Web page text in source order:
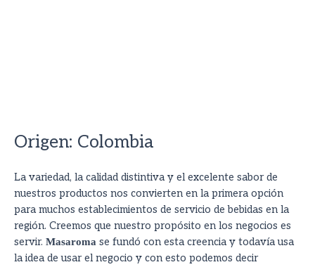
Origen: Colombia
La variedad, la calidad distintiva y el excelente sabor de
nuestros productos nos convierten en la primera opción
para muchos establecimientos de servicio de bebidas en la
región. Creemos que nuestro propósito en los negocios es
servir. Masaroma se fundó con esta creencia y todavía usa
la idea de usar el negocio y con esto podemos decir